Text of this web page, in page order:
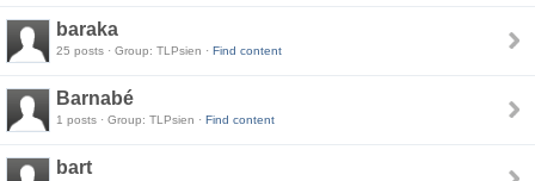
baraka
25 posts · Group: TLPsien · Find content
Barnabé
1 posts · Group: TLPsien · Find content
bart